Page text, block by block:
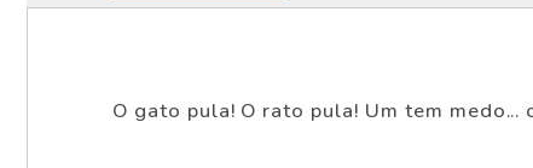
O gato pula! O rato pula! Um tem